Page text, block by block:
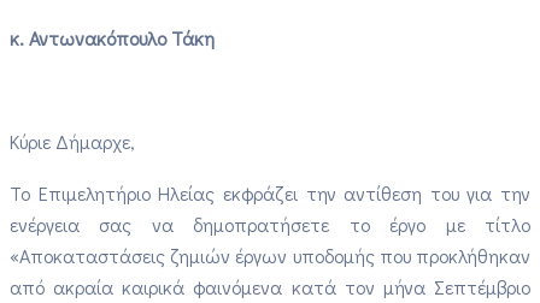
κ. Αντωνακόπουλο Τάκη
Κύριε Δήμαρχε,
Το Επιμελητήριο Ηλείας εκφράζει την αντίθεση του για την
ενέργεια σας να δημοπρατήσετε το έργο με τίτλο
«Αποκαταστάσεις ζημιών έργων υποδομής που προκλήθηκαν
από ακραία καιρικά φαινόμενα κατά τον μήνα Σεπτέμβριο